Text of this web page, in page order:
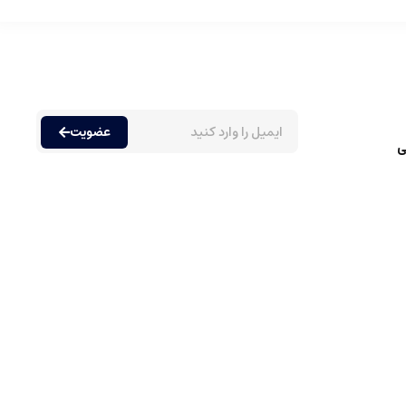
زیادی مصرف شوند.
عضویت